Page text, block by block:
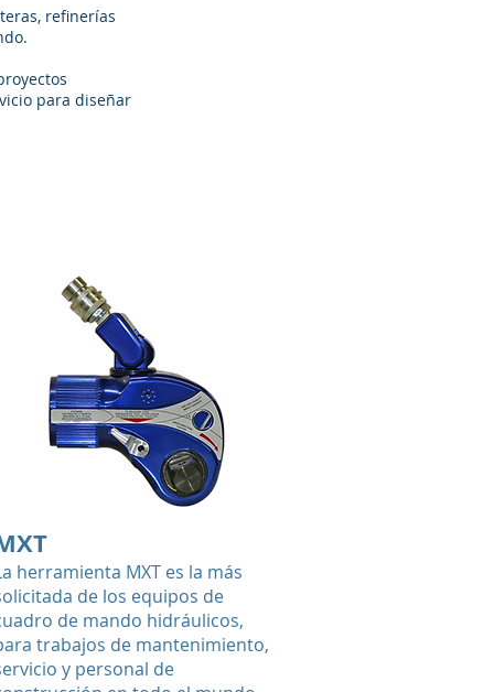
refinerías
para diseñar
herramienta MXT es la más
de los equipos de
de mando hidráulicos,
trabajos de mantenimiento,
y personal de